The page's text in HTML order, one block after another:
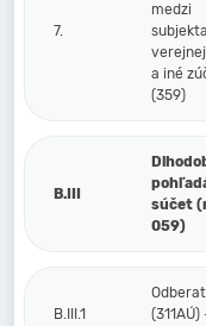
7.
medzi
a iné
(359)
B.III
súčet
059)
B.III.1
(311AÚ)